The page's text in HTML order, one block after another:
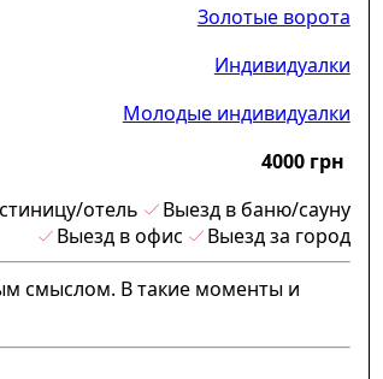
Золотые ворота
Индивидуалки
Молодые индивидуалки
4000 грн
отель
Выезд в баню/сауну
Выезд в офис
Выезд за город
смыслом. В такие моменты и